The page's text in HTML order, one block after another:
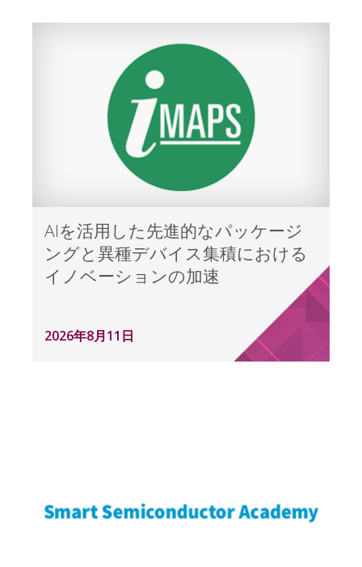
AIを活用した先進的なパッケージ
ングと異種デバイス集積における
イノベーションの加速
2026年8月11日